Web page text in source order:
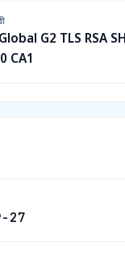
G2 TLS RSA SH
CA1
27